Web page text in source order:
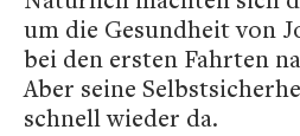
um die Gesundheit von
bei den ersten Fahrten
Aber seine
schnell wieder da.